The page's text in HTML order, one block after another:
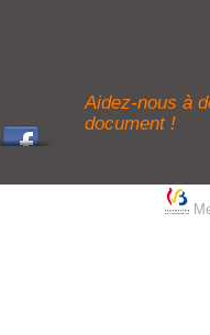
Aidez-nous à
document !